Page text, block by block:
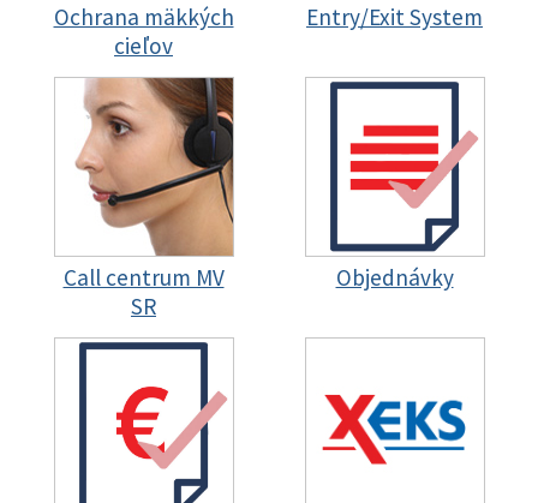
Ochrana mäkkých
cieľov
Entry/Exit System
Call centrum MV
SR
Objednávky